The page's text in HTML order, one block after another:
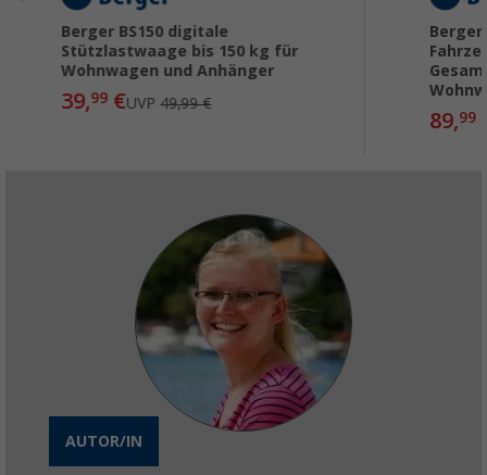
Berger BS150 digitale
Stützlastwaage bis 150 kg für
Wohnwagen und Anhänger
39,99 €UVP49,99 €
Berger
89,99
AUTOR/IN